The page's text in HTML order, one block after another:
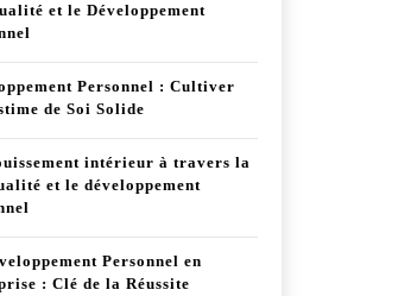
et le Développement
Personnel : Cultiver
de Soi Solide
intérieur à travers la
et le développement
Personnel en
: Clé de la Réussite